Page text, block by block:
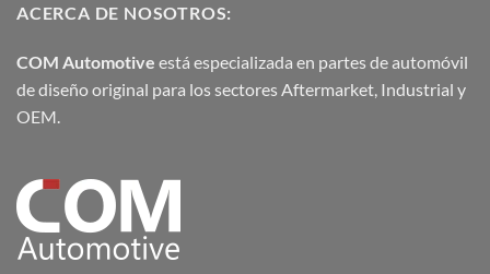
ACERCA DE NOSOTROS:
COM Automotive está especializada en partes de automóvil
de diseño original para los sectores Aftermarket, Industrial y
OEM.